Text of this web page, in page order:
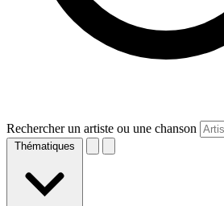
Rechercher un artiste ou une chanson
Thématiques